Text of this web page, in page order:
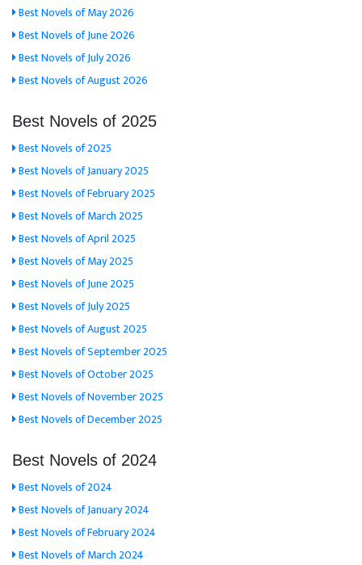
Best Novels of May 2026
Best Novels of June 2026
Best Novels of July 2026
Best Novels of August 2026
Best Novels of 2025
Best Novels of 2025
Best Novels of January 2025
Best Novels of February 2025
Best Novels of March 2025
Best Novels of April 2025
Best Novels of May 2025
Best Novels of June 2025
Best Novels of July 2025
Best Novels of August 2025
Best Novels of September 2025
Best Novels of October 2025
Best Novels of November 2025
Best Novels of December 2025
Best Novels of 2024
Best Novels of 2024
Best Novels of January 2024
Best Novels of February 2024
Best Novels of March 2024